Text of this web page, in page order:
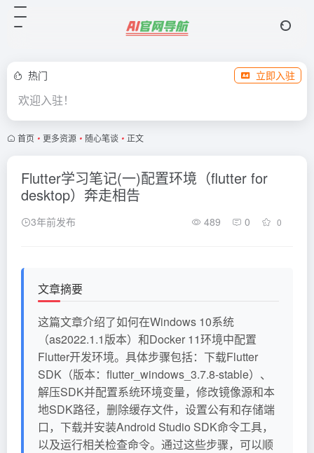
热门 立即入驻
欢迎入驻！
首页 • 更多资源 • 随心笔谈 • 正文
Flutter学习笔记(一)配置环境（flutter for
desktop）奔走相告
3年前发布 489 0 0
文章摘要
这篇文章介绍了如何在Windows 10系统
（as2022.1.1版本）和Docker 11环境中配置
Flutter开发环境。具体步骤包括：下载Flutter
SDK（版本：flutter_windows_3.7.8-stable）、
解压SDK并配置系统环境变量，修改镜像源和本
地SDK路径，删除缓存文件，设置公有和存储端
口，下载并安装Android Studio SDK命令工具，
以及运行相关检查命令。通过这些步骤，可以顺